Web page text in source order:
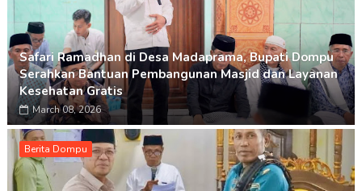
Safari Ramadhan di Desa Madaprama, Bupati Dompu
Serahkan Bantuan Pembangunan Masjid dan Layanan
Kesehatan Gratis
March 08, 2026
Berita Dompu